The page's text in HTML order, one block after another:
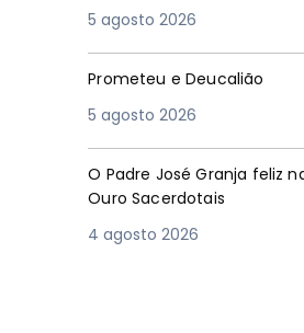
5 agosto 2026
Prometeu e Deucalião
5 agosto 2026
O Padre José Granja feliz
Ouro Sacerdotais
4 agosto 2026